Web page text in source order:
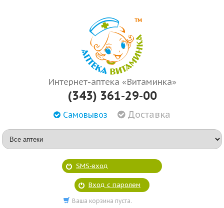
Интернет-аптека «Витаминка»
(343) 361-29-00
Самовывоз Доставка
SMS-вход
Вход с паролем
Ваша корзина пуста.